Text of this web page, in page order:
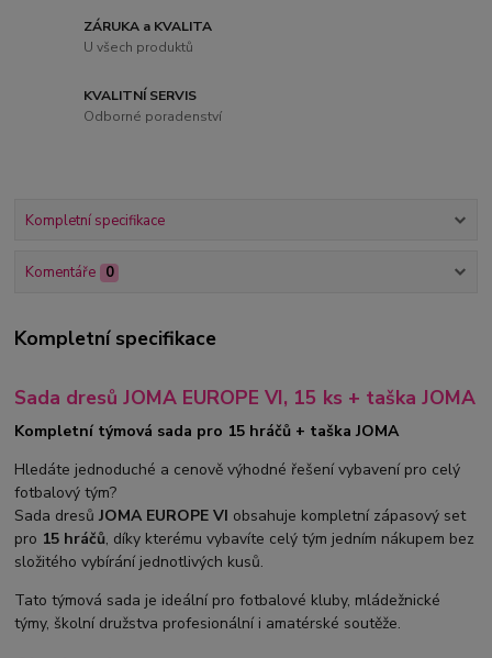
ZÁRUKA a KVALITA
U všech produktů
KVALITNÍ SERVIS
Odborné poradenství
Kompletní specifikace
Komentáře 0
Kompletní specifikace
Sada dresů JOMA EUROPE VI, 15 ks + taška JOMA
Kompletní týmová sada pro 15 hráčů + taška JOMA
Hledáte jednoduché a cenově výhodné řešení vybavení pro celý
fotbalový tým?
Sada dresůJOMA EUROPE VI obsahuje kompletní zápasový set
pro 15 hráčů, díky kterému vybavíte celý tým jedním nákupem bez
složitého vybírání jednotlivých kusů.
Tato týmová sada je ideální pro fotbalové kluby, mládežnické
týmy, školní družstva profesionální i amatérské soutěže.